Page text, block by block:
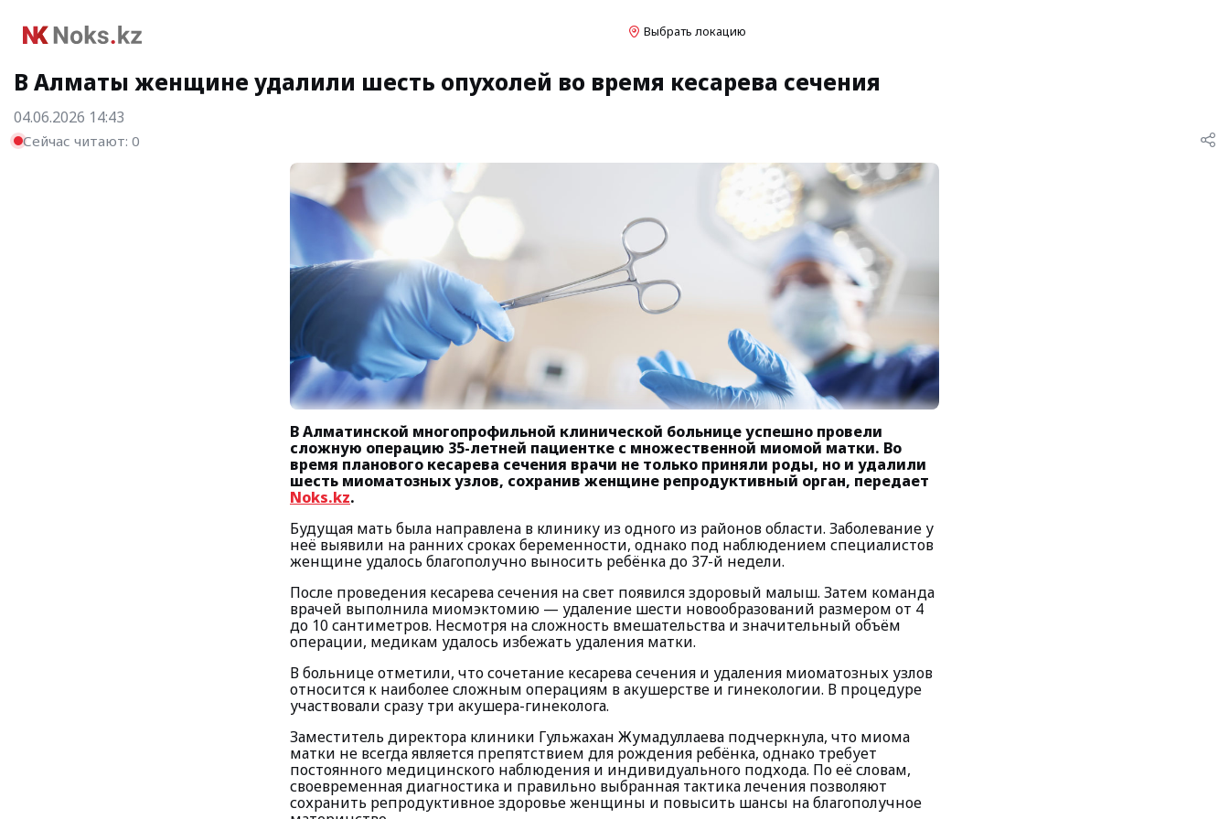
Выбрать локацию
В Алматы женщине удалили шесть опухолей во время кесарева сечения
04.06.2026 14:43
Сейчас читают: 0
В Алматинской многопрофильной клинической больнице успешно провели
сложную операцию 35-летней пациентке с множественной миомой матки. Во
время планового кесарева сечения врачи не только приняли роды, но и удалили
шесть миоматозных узлов, сохранив женщине репродуктивный орган, передает
Noks.kz.
Будущая мать была направлена в клинику из одного из районов области. Заболевание у
неё выявили на ранних сроках беременности, однако под наблюдением специалистов
женщине удалось благополучно выносить ребёнка до 37-й недели.
После проведения кесарева сечения на свет появился здоровый малыш. Затем команда
врачей выполнила миомэктомию — удаление шести новообразований размером от 4
до 10 сантиметров. Несмотря на сложность вмешательства и значительный объём
операции, медикам удалось избежать удаления матки.
В больнице отметили, что сочетание кесарева сечения и удаления миоматозных узлов
относится к наиболее сложным операциям в акушерстве и гинекологии. В процедуре
участвовали сразу три акушера-гинеколога.
Заместитель директора клиники Гульжахан Жумадуллаева подчеркнула, что миома
матки не всегда является препятствием для рождения ребёнка, однако требует
постоянного медицинского наблюдения и индивидуального подхода. По её словам,
своевременная диагностика и правильно выбранная тактика лечения позволяют
сохранить репродуктивное здоровье женщины и повысить шансы на благополучное